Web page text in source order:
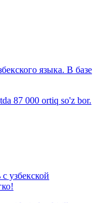
языка. В базе
87 000 ortiq so'z bor.
узбекской